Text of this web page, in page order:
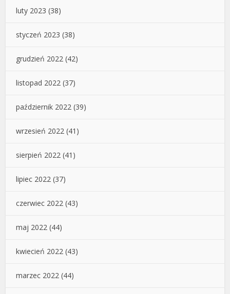
luty 2023 (38)
styczeń 2023 (38)
grudzień 2022 (42)
listopad 2022 (37)
październik 2022 (39)
wrzesień 2022 (41)
sierpień 2022 (41)
lipiec 2022 (37)
czerwiec 2022 (43)
maj 2022 (44)
kwiecień 2022 (43)
marzec 2022 (44)